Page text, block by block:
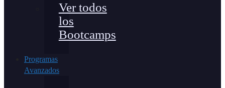
Ver todos
los
Bootcamps
Programas
Avanzados